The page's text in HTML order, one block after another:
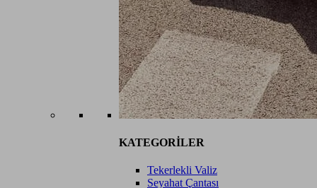
KATEGORİLER
Tekerlekli Valiz
Seyahat Çantası